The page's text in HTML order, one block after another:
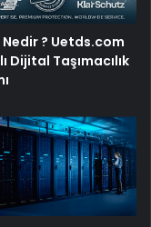
Nedir ? Uetds.com
Dijital Taşımacılık